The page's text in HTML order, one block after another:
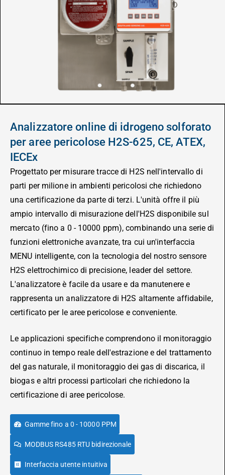
Analizzatore online di idrogeno solforato
per aree pericolose H2S-625, CE, ATEX,
IECEx
Progettato per misurare tracce di H2S nell'intervallo di
parti per milione in ambienti pericolosi che richiedono
una certificazione da parte di terzi. L'unità offre il più
ampio intervallo di misurazione dell'H2S disponibile sul
mercato (fino a 0 - 10000 ppm), combinando una serie di
funzioni elettroniche avanzate, tra cui un'interfaccia
MENU intelligente, con la tecnologia del nostro sensore
H2S elettrochimico di precisione, leader del settore.
L'analizzatore è facile da usare e da manutenere e
rappresenta un analizzatore di H2S altamente affidabile,
certificato per le aree pericolose e conveniente.
Le applicazioni specifiche comprendono il monitoraggio
continuo in tempo reale dell'estrazione e del trattamento
del gas naturale, il monitoraggio dei gas di discarica, il
biogas e altri processi particolari che richiedono la
certificazione di aree pericolose.
Gamme fino a 0 - 10000 PPM
MODBUS RS485 RTU bidirezionale
Interfaccia utente intuitiva